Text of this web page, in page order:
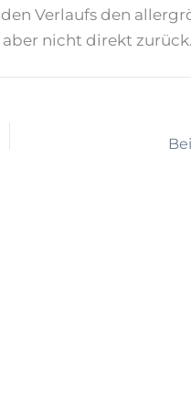
Verlaufs den
nicht direkt zurück.